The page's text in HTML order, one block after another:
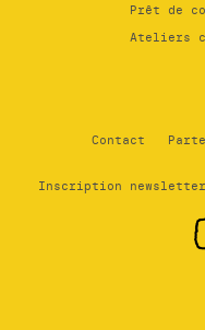
Prêt de
Ateliers
Contact
Inscription newsletter